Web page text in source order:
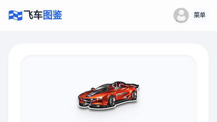
飞车图鉴 菜单